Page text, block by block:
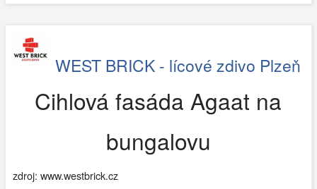
WEST BRICK - lícové zdivo Plzeň
Cihlová fasáda Agaat na
bungalovu
zdroj: www.westbrick.cz